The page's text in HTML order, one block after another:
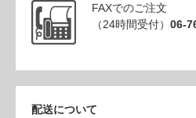
FAXでのご注文
（24時間受付） 06-
配送について